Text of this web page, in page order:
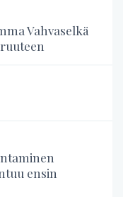
Vahvaselkä
ensin